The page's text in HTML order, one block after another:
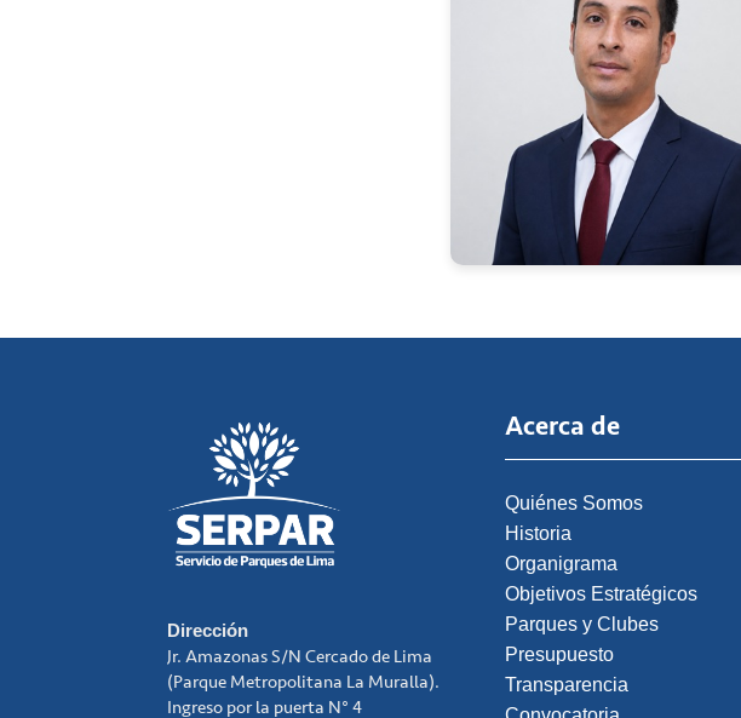
Dirección
Jr. Amazonas S/N Cercado de Lima
(Parque Metropolitana La Muralla).
Ingreso por la puerta N° 4
Acerca de
Quiénes Somos
Historia
Organigrama
Objetivos Estratégicos
Parques y Clubes
Presupuesto
Transparencia